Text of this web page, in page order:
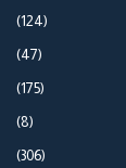
(124)
(47)
(175)
(8)
(306)